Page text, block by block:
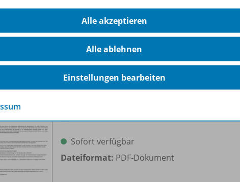
Dateiformat:PDF-Dokument
Sofort verfügbar
Dateiformat: PDF-Dokument
Alle akzeptieren
Alle ablehnen
Einstellungen bearbeiten